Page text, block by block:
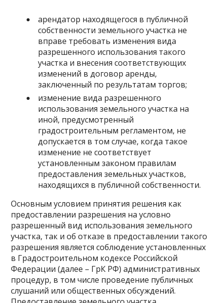
арендатор находящегося в публичной
собственности земельного участка не
вправе требовать изменения вида
разрешенного использования такого
участка и внесения соответствующих
изменений в договор аренды,
заключенный по результатам торгов;
изменение вида разрешенного
использования земельного участка на
иной, предусмотренный
градостроительным регламентом, не
допускается в том случае, когда такое
изменение не соответствует
установленным законом правилам
предоставления земельных участков,
находящихся в публичной собственности.
Основным условием принятия решения как
предоставлении разрешения на условно
разрешенный вид использования земельного
участка, так и об отказе в предоставлении такого
разрешения является соблюдение установленных
в Градостроительном кодексе Российской
Федерации (далее – ГрК РФ) административных
процедур, в том числе проведение публичных
слушаний или общественных обсуждений.